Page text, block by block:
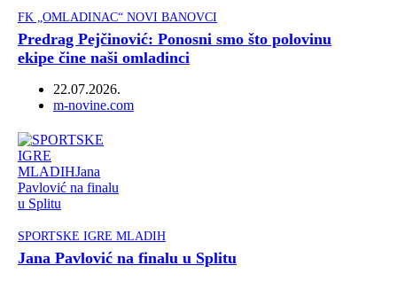
FK „OMLADINAC“ NOVI BANOVCI
Predrag Pejčinović: Ponosni smo što polovinu
ekipe čine naši omladinci
22.07.2026.
Author
m-novine.com
SPORTSKE IGRE MLADIH
Jana Pavlović na finalu u Splitu